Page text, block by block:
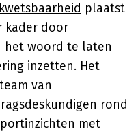
plaatst
kader door
het woord te laten
inzetten. Het
van
rond
met